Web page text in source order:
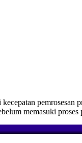
pemrosesan
memasuki proses